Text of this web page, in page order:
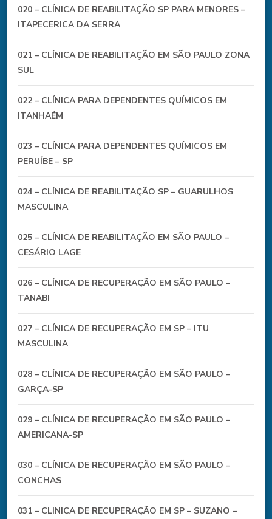
020 – CLÍNICA DE REABILITAÇÃO SP PARA MENORES –
ITAPECERICA DA SERRA
021 – CLÍNICA DE REABILITAÇÃO EM SÃO PAULO ZONA
SUL
022 – CLÍNICA PARA DEPENDENTES QUÍMICOS EM
ITANHAÉM
023 – CLÍNICA PARA DEPENDENTES QUÍMICOS EM
PERUÍBE – SP
024 – CLÍNICA DE REABILITAÇÃO SP – GUARULHOS
MASCULINA
025 – CLÍNICA DE REABILITAÇÃO EM SÃO PAULO –
CESÁRIO LAGE
026 – CLÍNICA DE RECUPERAÇÃO EM SÃO PAULO –
TANABI
027 – CLÍNICA DE RECUPERAÇÃO EM SP – ITU
MASCULINA
028 – CLÍNICA DE RECUPERAÇÃO EM SÃO PAULO –
GARÇA-SP
029 – CLÍNICA DE RECUPERAÇÃO EM SÃO PAULO –
AMERICANA-SP
030 – CLÍNICA DE RECUPERAÇÃO EM SÃO PAULO –
CONCHAS
031 – CLINICA DE RECUPERAÇÃO EM SP – SUZANO –